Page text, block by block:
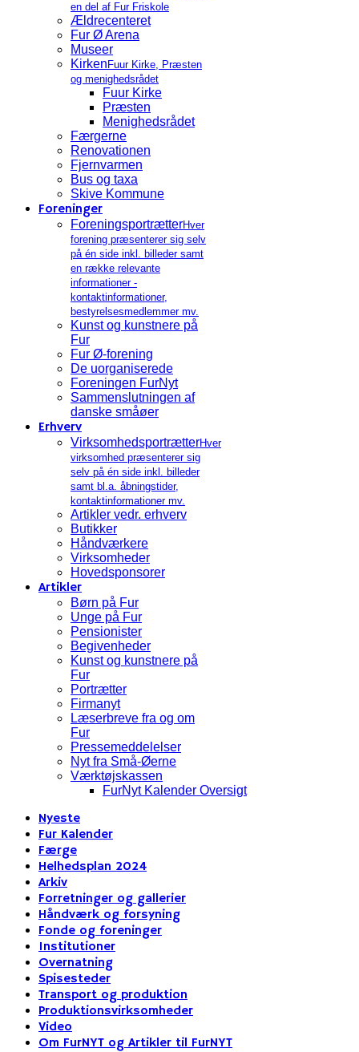
en del af Fur Friskole
Ældrecenteret
Fur Ø Arena
Museer
Kirken Fuur Kirke, Præsten
og menighedsrådet
Fuur Kirke
Præsten
Menighedsrådet
Færgerne
Renovationen
Fjernvarmen
Bus og taxa
Skive Kommune
Foreninger
ForeningsportrætterHver
forening præsenterer sig selv
på én side inkl. billeder samt
en række relevante
informationer -
kontaktinformationer,
bestyrelsesmedlemmer mv.
Kunst og kunstnere på
Fur
Fur Ø-forening
De uorganiserede
Foreningen FurNyt
Sammenslutningen af
danske småøer
Erhverv
VirksomhedsportrætterHver
virksomhed præsenterer sig
selv på én side inkl. billeder
samt bl.a. åbningstider,
kontaktinformationer mv.
Artikler vedr. erhverv
Butikker
Håndværkere
Virksomheder
Hovedsponsorer
Artikler
Børn på Fur
Unge på Fur
Pensionister
Begivenheder
Kunst og kunstnere på
Fur
Portrætter
Firmanyt
Læserbreve fra og om
Fur
Pressemeddelelser
Nyt fra Små-Øerne
Værktøjskassen
FurNyt Kalender Oversigt
Nyeste
Fur Kalender
Færge
Helhedsplan 2024
Arkiv
Forretninger og gallerier
Håndværk og forsyning
Fonde og foreninger
Institutioner
Overnatning
Spisesteder
Transport og produktion
Produktionsvirksomheder
Video
Om FurNYT og Artikler til FurNYT